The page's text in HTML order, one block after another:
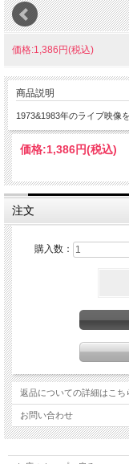
価格:1,386円(税込)
商品説明
1973&1983年のライブ映像
価格:1,386円(税込)
注文
購入数：
返品についての詳細はこち
お問い合わせ